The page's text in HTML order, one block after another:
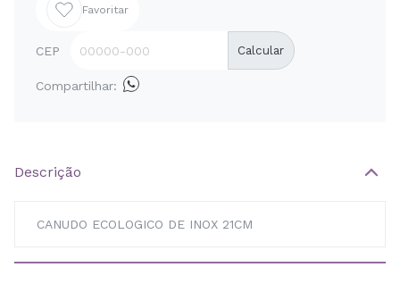
Favoritar
CEP Calcular
Compartilhar:
Descrição
CANUDO ECOLOGICO DE INOX 21CM